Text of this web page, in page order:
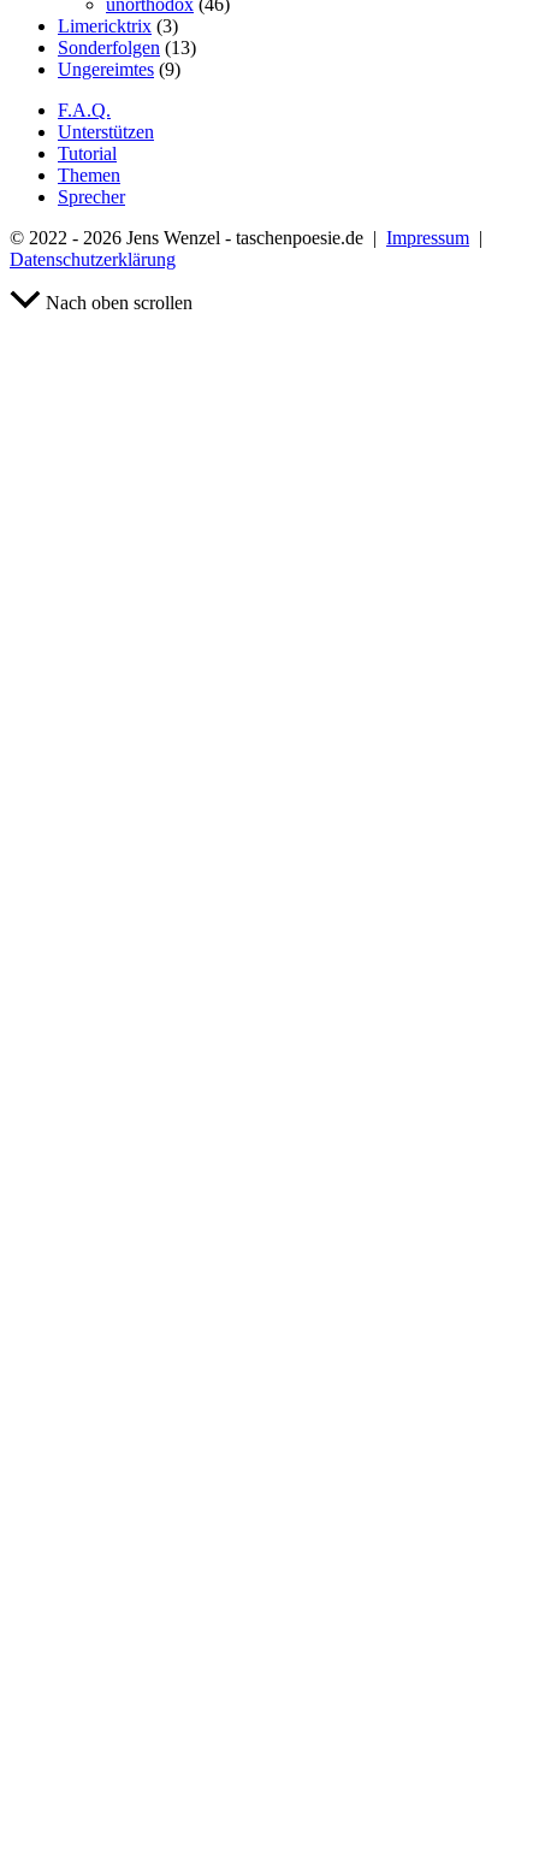
Limericktrix (3)
Sonderfolgen (13)
Ungereimtes (9)
F.A.Q.
Unterstützen
Tutorial
Themen
Sprecher
© 2022 - 2026 Jens Wenzel - taschenpoesie.de | Impressum |
Datenschutzerklärung
Nach oben scrollen